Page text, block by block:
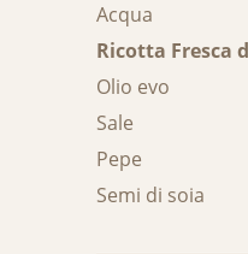
Acqua
Ricotta Fresca
Olio evo
Sale
Pepe
Semi di soia